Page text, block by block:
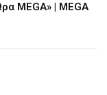
MEGA» | MEGA